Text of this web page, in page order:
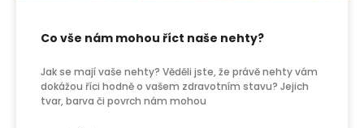
Co vše nám mohou říct naše nehty?
Jak se mají vaše nehty? Věděli jste, že právě nehty vám
dokážou říci hodně o vašem zdravotním stavu? Jejich
tvar, barva či povrch nám mohou